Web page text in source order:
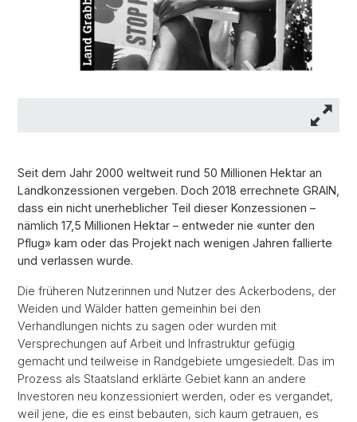
Seit dem Jahr 2000 weltweit rund 50 Millionen Hektar an
Landkonzessionen vergeben. Doch 2018 errechnete GRAIN,
dass ein nicht unerheblicher Teil dieser Konzessionen –
nämlich 17,5 Millionen Hektar – entweder nie «unter den
Pflug» kam oder das Projekt nach wenigen Jahren fallierte
und verlassen wurde.
Die früheren Nutzerinnen und Nutzer des Ackerbodens, der
Weiden und Wälder hatten gemeinhin bei den
Verhandlungen nichts zu sagen oder wurden mit
Versprechungen auf Arbeit und Infrastruktur gefügig
gemacht und teilweise in Randgebiete umgesiedelt. Das im
Prozess als Staatsland erklärte Gebiet kann an andere
Investoren neu konzessioniert werden, oder es vergandet,
weil jene, die es einst bebauten, sich kaum getrauen, es